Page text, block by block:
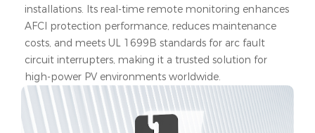
installations. Its real-time remote monitoring enhances
AFCI protection performance, reduces maintenance
costs, and meets UL 1699B standards for arc fault
circuit interrupters, making it a trusted solution for
high-power PV environments worldwide.